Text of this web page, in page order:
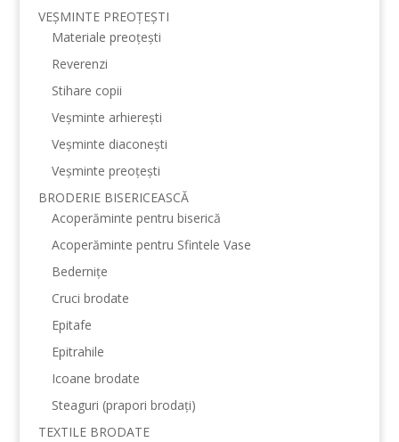
VEȘMINTE PREOȚEȘTI
Materiale preoțești
Reverenzi
Stihare copii
Veșminte arhierești
Veșminte diaconești
Veșminte preoțești
BRODERIE BISERICEASCĂ
Acoperăminte pentru biserică
Acoperăminte pentru Sfintele Vase
Bedernițe
Cruci brodate
Epitafe
Epitrahile
Icoane brodate
Steaguri (prapori brodați)
TEXTILE BRODATE